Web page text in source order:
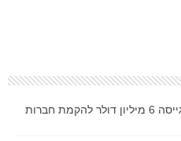
New-Tech OnLine | חברת IAIG גייסה 6 מיליון דולר להקמת חברות